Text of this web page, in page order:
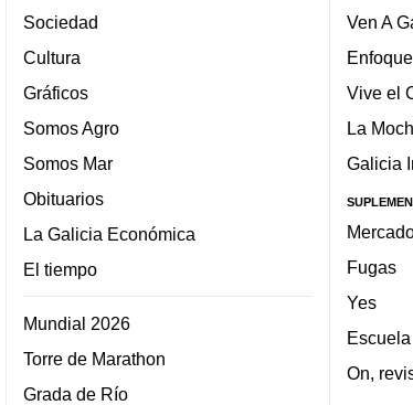
Sociedad
Cultura
Gráficos
Somos Agro
Somos Mar
Obituarios
La Galicia Económica
El tiempo
Mundial 2026
Torre de Marathon
Grada de Río
Ven A
Enfoque
Vive el
La
Galicia
Fugas
Yes
Escuela
On,